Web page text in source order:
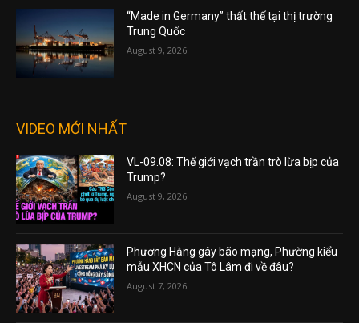
“Made in Germany” thất thế tại thị trường
Trung Quốc
August 9, 2026
VIDEO MỚI NHẤT
VL-09.08: Thế giới vạch trần trò lừa bịp của
Trump?
August 9, 2026
Phương Hằng gây bão mạng, Phường kiểu
mẫu XHCN của Tô Lâm đi về đâu?
August 7, 2026